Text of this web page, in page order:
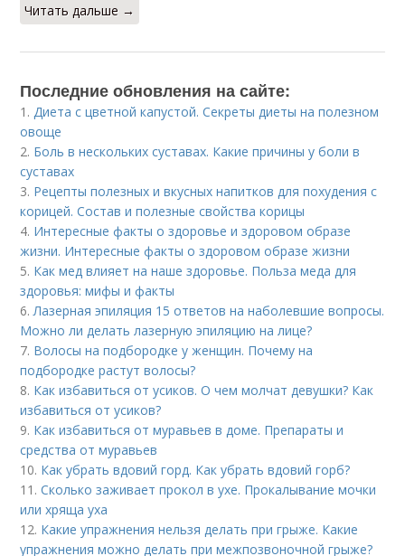
Читать дальше →
Последние обновления на сайте:
1.Диета с цветной капустой. Секреты диеты на полезном
овоще
2. Боль в нескольких суставах. Какие причины у боли в
суставах
3. Рецепты полезных и вкусных напитков для похудения с
корицей. Состав и полезные свойства корицы
4. Интересные факты о здоровье и здоровом образе
жизни. Интересные факты о здоровом образе жизни
5. Как мед влияет на наше здоровье. Польза меда для
здоровья: мифы и факты
6.Лазерная эпиляция 15 ответов на наболевшие вопросы.
Можно ли делать лазерную эпиляцию на лице?
7. Волосы на подбородке у женщин. Почему на
подбородке растут волосы?
8. Как избавиться от усиков. О чем молчат девушки? Как
избавиться от усиков?
9. Как избавиться от муравьев в доме. Препараты и
средства от муравьев
10. Как убрать вдовий горд. Как убрать вдовий горб?
11.Сколько заживает прокол в ухе. Прокалывание мочки
или хряща уха
12. Какие упражнения нельзя делать при грыже. Какие
упражнения можно делать при межпозвоночной грыже?